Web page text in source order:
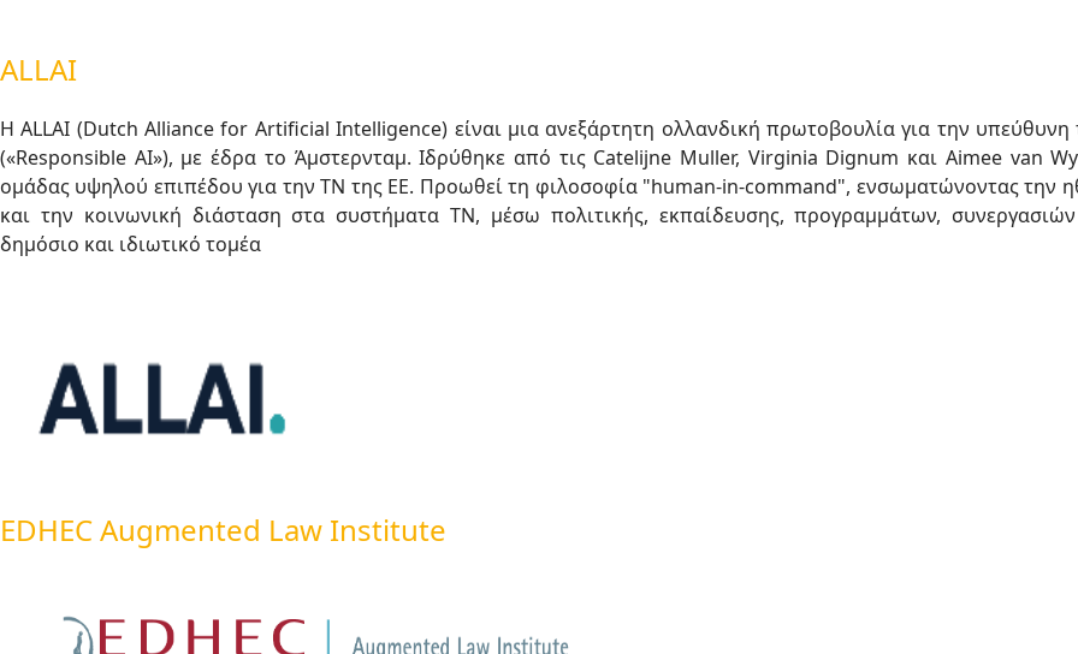
ALLAI
Η ALLAI (Dutch Alliance for Artificial Intelligence) είναι μια ανεξάρτητη ολλανδική πρωτοβουλία για την
(«Responsible AI»), με έδρα το Άμστερνταμ. Ιδρύθηκε από τις Catelijne Muller, Virginia Dignum και Aimee van
ομάδας υψηλού επιπέδου για την ΤΝ της ΕΕ. Προωθεί τη φιλοσοφία "human-in-command", ενσωματώνοντας την
και την κοινωνική διάσταση στα συστήματα ΤΝ, μέσω πολιτικής, εκπαίδευσης, προγραμμάτων,
δημόσιο και ιδιωτικό τομέα
EDHEC Augmented Law Institute